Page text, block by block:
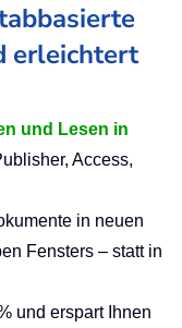
erleichtert
und Lesen in
Access,
in neuen
Fensters – statt in
und erspart Ihnen